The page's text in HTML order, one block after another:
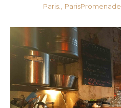
Paris.
ParisPromenade